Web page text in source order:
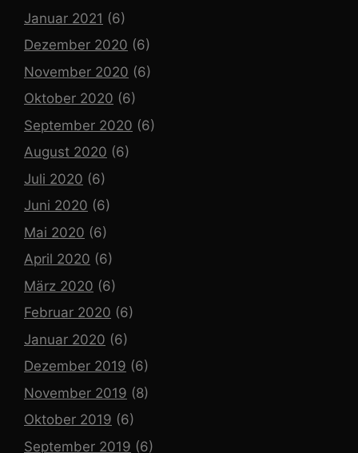
Januar 2021 (6)
Dezember 2020 (6)
November 2020 (6)
Oktober 2020 (6)
September 2020 (6)
August 2020 (6)
Juli 2020 (6)
Juni 2020 (6)
Mai 2020 (6)
April 2020 (6)
März 2020 (6)
Februar 2020 (6)
Januar 2020 (6)
Dezember 2019 (6)
November 2019 (8)
Oktober 2019 (6)
September 2019 (6)